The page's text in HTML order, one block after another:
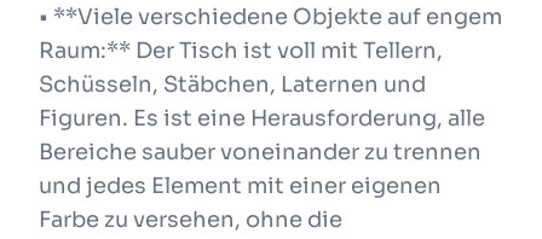
• **Viele verschiedene Objekte auf engem
Raum:** Der Tisch ist voll mit Tellern,
Schüsseln, Stäbchen, Laternen und
Figuren. Es ist eine Herausforderung, alle
Bereiche sauber voneinander zu trennen
und jedes Element mit einer eigenen
Farbe zu versehen, ohne die